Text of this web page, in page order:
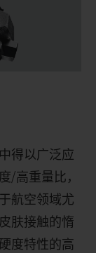
得以广泛应
/高重量比，
航空领域尤
肤接触的惰
度特性的高